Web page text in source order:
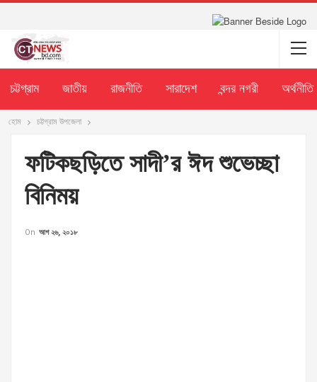
চট্টগ্রাম জাতীয় রাজনীতি সারাদেশ বন্দর নগরী অর্থনীতি
হোম চট্টগ্রাম উপজেলা
ফটিকছড়িতে সাদী’র ঈদ শুভেচ্ছা
বিনিময়
On আগ ২৬, ২০১৮